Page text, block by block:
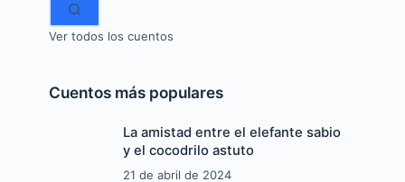
Ver todos los cuentos
Cuentos más populares
La amistad entre el elefante sabio
y el cocodrilo astuto
21 de abril de 2024